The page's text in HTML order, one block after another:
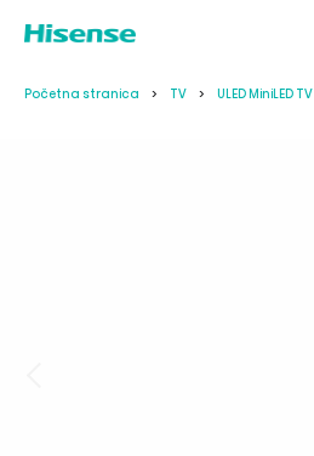
Početna stranica TV ULED MiniLED TV